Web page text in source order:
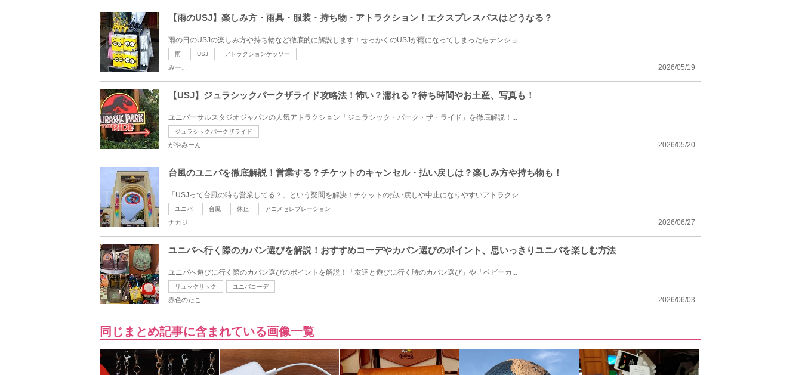
【雨のUSJ】楽しみ方・雨具・服装・持ち物・アトラクション！エクスプレスパスはどうなる？
雨の日のUSJの楽しみ方や持ち物など徹底的に解説します！せっかくのUSJが雨になってしまったらテンショ...
雨 USJ アトラクションゲッソー
2026/05/19
みーこ
【USJ】ジュラシックパークザライド攻略法！怖い？濡れる？待ち時間やお土産、写真も！
ユニバーサルスタジオジャパンの人気アトラクション「ジュラシック・パーク・ザ・ライド」を徹底解説！...
ジュラシックパークザライド
2026/05/20
がやみーん
台風のユニバを徹底解説！営業する？チケットのキャンセル・払い戻しは？楽しみ方や持ち物も！
「USJって台風の時も営業してる？」という疑問を解決！チケットの払い戻しや中止になりやすいアトラクシ...
ユニバ 台風 休止 アニメセレブレーション
2026/06/27
ナカジ
ユニバへ行く際のカバン選びを解説！おすすめコーデやカバン選びのポイント、思いっきりユニバを楽しむ方法
ユニバへ遊びに行く際のカバン選びのポイントを解説！「友達と遊びに行く時のカバン選び」や「ベビーカ...
リュックサック ユニバコーデ
2026/06/03
赤色のたこ
同じまとめ記事に含まれている画像一覧